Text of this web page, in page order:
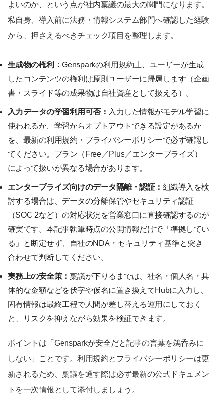
よいのか、という点が社内稟議の最大の関門になります。
私自身、導入前に法務・情報システム部門へ確認した経験
から、押さえるべきチェック項目を整理します。
生成物の権利： Gensparkの利用規約上、ユーザーが生成
したコンテンツの権利は原則ユーザーに帰属します（企画
書・スライド等の成果物は自社資産として扱える）。
入力データの学習利用可否： 入力した情報がモデル学習に
使われるか、学習からオプトアウトできる設定があるか
を、最新の利用規約・プライバシーポリシーで必ず確認し
てください。プラン（Free／Plus／エンタープライズ）
によって扱いが異なる場合があります。
エンタープライズ向けのデータ隔離・認証： 組織導入を検
討する場合は、データの分離保管やセキュリティ認証
（SOC 2など）の対応状況を営業窓口に直接確認するのが
確実です。本記事執筆時点の公開情報だけで「準拠してい
る」と断定せず、自社のNDA・セキュリティ基準と突き
合わせて判断してください。
実務上の安全策： 稟議が下りるまでは、社名・個人名・具
体的な金額などを伏字や仮名に置き換えてHubに入力し、
固有情報は最終工程で人間が差し替える運用にしておく
と、リスクを抑えながら効果を検証できます。
ポイントは「Gensparkが安全だと記事の言葉を鵜呑みに
しない」ことです。利用規約とプライバシーポリシーは更
新されるため、稟議を通す際は必ず最新の公式ドキュメン
トを一次情報として添付しましょう。